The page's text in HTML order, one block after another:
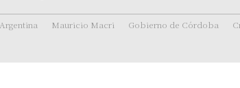
Argentina Mauricio Macri Gobierno de Córdoba